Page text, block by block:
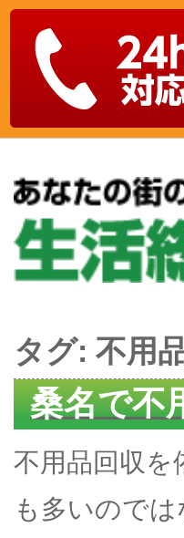
タグ: 不用
桑名で不
不用品回収
も多いので